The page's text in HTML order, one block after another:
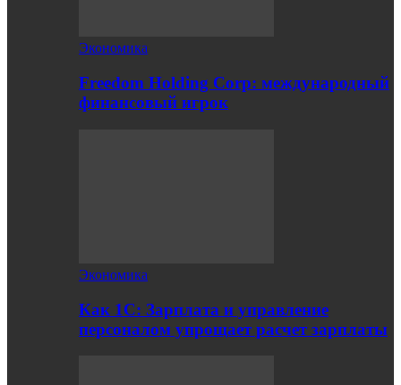
Экономика
Freedom Holding Corp: международный
финансовый игрок
Экономика
Как 1С: Зарплата и управление
персоналом упрощает расчет зарплаты